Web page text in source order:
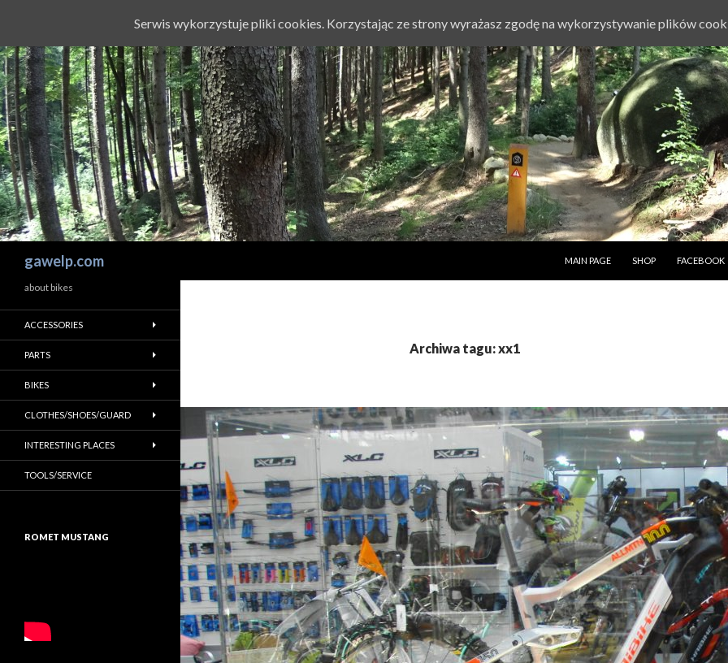
gawelp.com
MAIN PAGE
SHOP FACEBOOK
Archiwa tagu: xx1
about bikes
ACCESSORIES
PARTS
BIKES
CLOTHES/SHOES/GUARD
INTERESTING PLACES
TOOLS/SERVICE
ROMET MUSTANG
Serwis wykorzystuje pliki cookies. Korzystając ze strony wyrażasz zgodę na wykorzystywanie plików